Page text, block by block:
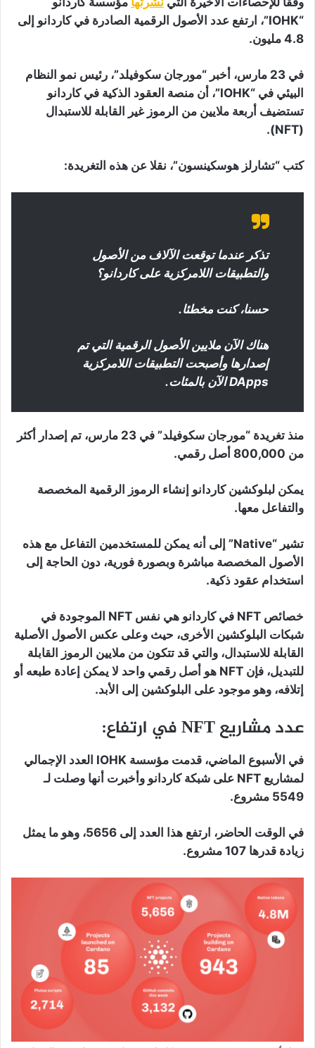
“IOHK”، ارتفع عدد الأصول الرقمية الصادرة في كاردانو إلى
4.8 مليون.
في 23 مارس، أخبر “مورجان سكوفيلد”، رئيس نمو النظام
البيئي في “IOHK”، أن منصة العقود الذكية في كاردانو
تستضيف أربعة ملايين من الرموز غير القابلة للاستبدال
(NFT).
كتب “تشارلز هوسكينسون”، نقلا عن هذه التغريدة:
تذكر عندما توقعت الآلاف من الأصول
والتطبيقات اللامركزية على كاردانو؟
حسنا، كنت مخطئا.
هناك الآن ملايين الأصول الرقمية التي تم
إصدارها وأصبحت التطبيقات اللامركزية
DApps الآن بالمئات.
منذ تغريدة “مورجان سكوفيلد” في 23 مارس، تم إصدار أكثر
من 800,000 أصل رقمي.
يمكن لبلوكشين كاردانو إنشاء الرموز الرقمية المخصصة
والتفاعل معها.
تشير “Native” إلى أنه يمكن للمستخدمين التفاعل مع هذه
الأصول المخصصة مباشرة وبصورة فورية، دون الحاجة إلى
استخدام عقود ذكية.
خصائص NFT في كاردانو هي نفس NFT الموجودة في
شبكات البلوكشين الأخرى، حيث وعلى عكس الأصول الأصلية
القابلة للاستبدال، والتي قد تتكون من ملايين الرموز القابلة
للتبديل، فإن NFT هو أصل رقمي واحد لا يمكن إعادة طبعه أو
إتلافه، وهو موجود على البلوكشين إلى الأبد.
عدد مشاريع NFT في ارتفاع:
في الأسبوع الماضي، قدمت مؤسسة IOHK العدد الإجمالي
لمشاريع NFT على شبكة كاردانو وأخبرت أنها وصلت لـ
5549 مشروع.
في الوقت الحاضر، ارتفع هذا العدد إلى 5656، وهو ما يمثل
زيادة قدرها 107 مشروع.